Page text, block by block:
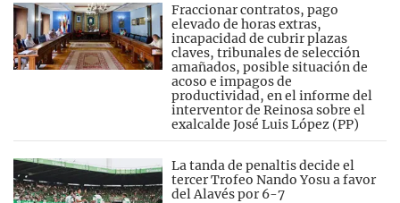
Fraccionar contratos, pago
elevado de horas extras,
incapacidad de cubrir plazas
claves, tribunales de selección
amañados, posible situación de
acoso e impagos de
productividad, en el informe del
interventor de Reinosa sobre el
exalcalde José Luis López (PP)
La tanda de penaltis decide el
tercer Trofeo Nando Yosu a favor
del Alavés por 6-7